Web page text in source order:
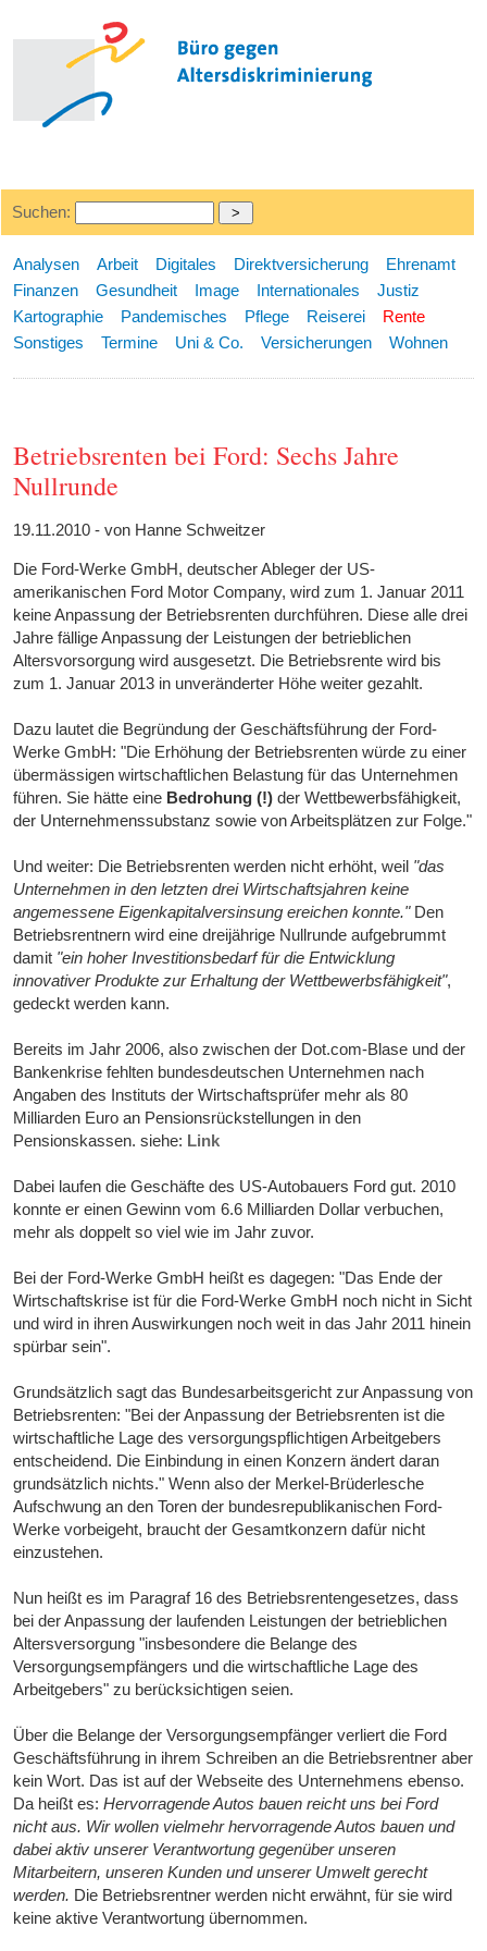
Suchen:
Analysen Arbeit Digitales Direktversicherung
Ehrenamt
Finanzen
Gesundheit Image Internationales
Justiz
Kartographie
Pandemisches Pflege Reiserei
Rente
Sonstiges
Termine Uni & Co. Versicherungen Wohnen
Betriebsrenten bei Ford: Sechs Jahre
Nullrunde
19.11.2010 - von Hanne Schweitzer
Die Ford-Werke GmbH, deutscher Ableger der US-
amerikanischen Ford Motor Company, wird zum 1. Januar 2011
keine Anpassung der Betriebsrenten durchführen. Diese alle drei
Jahre fällige Anpassung der Leistungen der betrieblichen
Altersvorsorgung wird ausgesetzt. Die Betriebsrente wird bis
zum 1. Januar 2013 in unveränderter Höhe weiter gezahlt.
Dazu lautet die Begründung der Geschäftsführung der Ford-
Werke GmbH: "Die Erhöhung der Betriebsrenten würde zu einer
übermässigen wirtschaftlichen Belastung für das Unternehmen
führen. Sie hätte eine Bedrohung (!) der Wettbewerbsfähigkeit,
der Unternehmenssubstanz sowie von Arbeitsplätzen zur Folge."
Und weiter: Die Betriebsrenten werden nicht erhöht, weil "das
Unternehmen in den letzten drei Wirtschaftsjahren keine
angemessene Eigenkapitalversinsung ereichen konnte."Den
Betriebsrentnern wird eine dreijährige Nullrunde aufgebrummt
damit "ein hoher Investitionsbedarf für die Entwicklung
innovativer Produkte zur Erhaltung der Wettbewerbsfähigkeit",
gedeckt werden kann.
Bereits im Jahr 2006, also zwischen der Dot.com-Blase und der
Bankenkrise fehlten bundesdeutschen Unternehmen nach
Angaben des Instituts der Wirtschaftsprüfer mehr als 80
Milliarden Euro an Pensionsrückstellungen in den
Pensionskassen. siehe: Link
Dabei laufen die Geschäfte des US-Autobauers Ford gut. 2010
konnte er einen Gewinn vom 6.6 Milliarden Dollar verbuchen,
mehr als doppelt so viel wie im Jahr zuvor.
Bei der Ford-Werke GmbH heißt es dagegen: "Das Ende der
Wirtschaftskrise ist für die Ford-Werke GmbH noch nicht in Sicht
und wird in ihren Auswirkungen noch weit in das Jahr 2011 hinein
spürbar sein".
Grundsätzlich sagt das Bundesarbeitsgericht zur Anpassung von
Betriebsrenten: "Bei der Anpassung der Betriebsrenten ist die
wirtschaftliche Lage des versorgungspflichtigen Arbeitgebers
entscheidend. Die Einbindung in einen Konzern ändert daran
grundsätzlich nichts." Wenn also der Merkel-Brüderlesche
Aufschwung an den Toren der bundesrepublikanischen Ford-
Werke vorbeigeht, braucht der Gesamtkonzern dafür nicht
einzustehen.
Nun heißt es im Paragraf 16 des Betriebsrentengesetzes, dass
bei der Anpassung der laufenden Leistungen der betrieblichen
Altersversorgung "insbesondere die Belange des
Versorgungsempfängers und die wirtschaftliche Lage des
Arbeitgebers" zu berücksichtigen seien.
Über die Belange der Versorgungsempfänger verliert die Ford
Geschäftsführung in ihrem Schreiben an die Betriebsrentner aber
kein Wort. Das ist auf der Webseite des Unternehmens ebenso.
Da heißt es:Hervorragende Autos bauen reicht uns bei Ford
nicht aus. Wir wollen vielmehr hervorragende Autos bauen und
dabei aktiv unserer Verantwortung gegenüber unseren
Mitarbeitern, unseren Kunden und unserer Umwelt gerecht
werden. Die Betriebsrentner werden nicht erwähnt, für sie wird
keine aktive Verantwortung übernommen.